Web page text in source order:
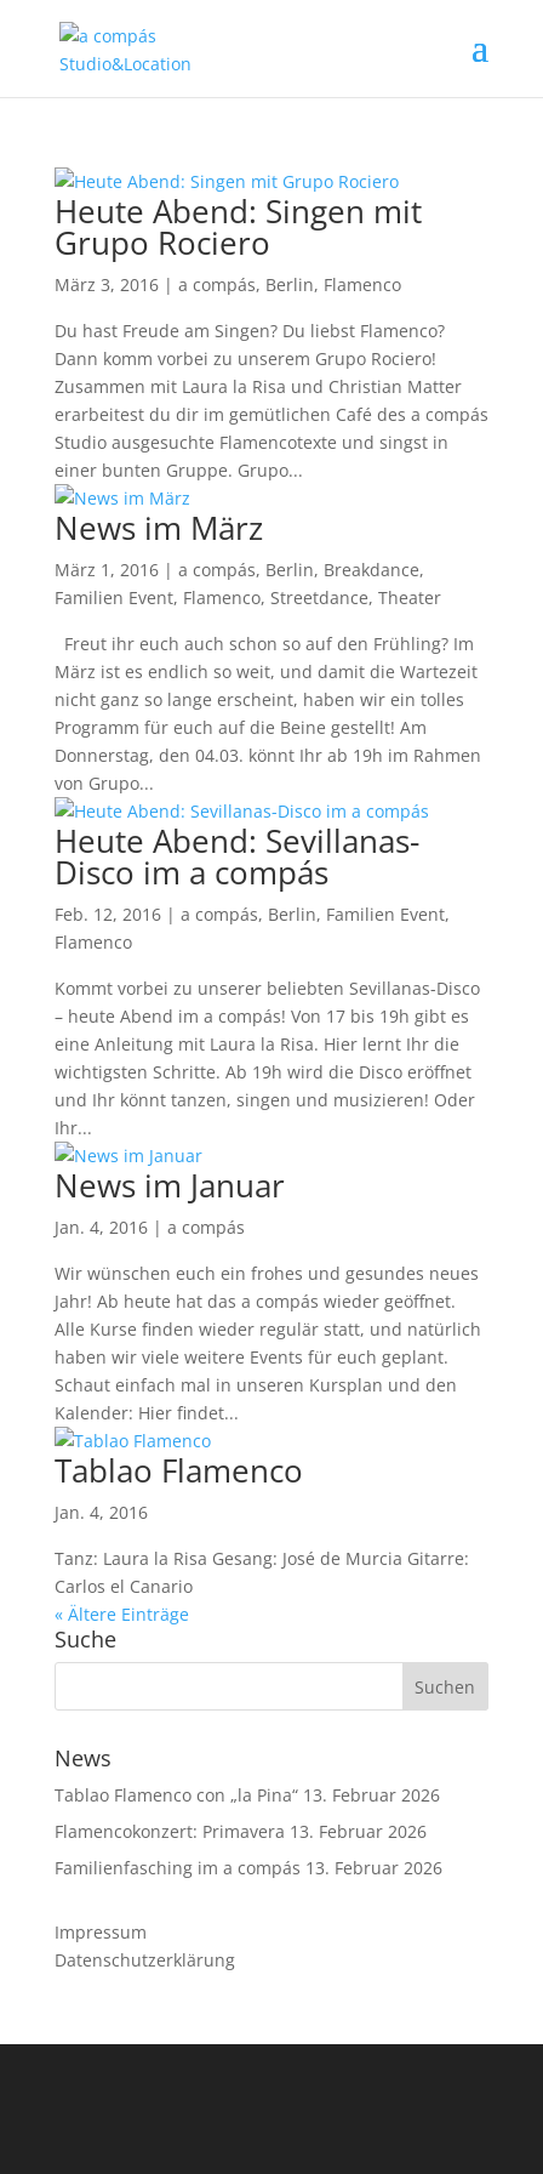
Heute Abend: Singen mit
Grupo Rociero
März 3, 2016| a compás, Berlin, Flamenco
Du hast Freude am Singen? Du liebst Flamenco?
Dann komm vorbei zu unserem Grupo Rociero!
Zusammen mit Laura la Risa und Christian Matter
erarbeitest du dir im gemütlichen Café des a compás
Studio ausgesuchte Flamencotexte und singst in
einer bunten Gruppe. Grupo...
News im März
März 1, 2016| a compás, Berlin, Breakdance,
Familien Event, Flamenco, Streetdance, Theater
Freut ihr euch auch schon so auf den Frühling? Im
März ist es endlich so weit, und damit die Wartezeit
nicht ganz so lange erscheint, haben wir ein tolles
Programm für euch auf die Beine gestellt! Am
Donnerstag, den 04.03. könnt Ihr ab 19h im Rahmen
von Grupo...
Heute Abend: Sevillanas-
Disco im a compás
Feb. 12, 2016| a compás, Berlin, Familien Event,
Flamenco
Kommt vorbei zu unserer beliebten Sevillanas-Disco
– heute Abend im a compás! Von 17 bis 19h gibt es
eine Anleitung mit Laura la Risa. Hier lernt Ihr die
wichtigsten Schritte. Ab 19h wird die Disco eröffnet
und Ihr könnt tanzen, singen und musizieren! Oder
Ihr...
News im Januar
Jan. 4, 2016| a compás
Wir wünschen euch ein frohes und gesundes neues
Jahr! Ab heute hat das a compás wieder geöffnet.
Alle Kurse finden wieder regulär statt, und natürlich
haben wir viele weitere Events für euch geplant.
Schaut einfach mal in unseren Kursplan und den
Kalender: Hier findet...
Tablao Flamenco
Jan. 4, 2016
Tanz: Laura la Risa Gesang: José de Murcia Gitarre:
Carlos el Canario
« Ältere Einträge
Suche
News
Tablao Flamenco con „la Pina“ 13. Februar 2026
Flamencokonzert: Primavera 13. Februar 2026
Familienfasching im a compás 13. Februar 2026
Impressum
Datenschutzerklärung